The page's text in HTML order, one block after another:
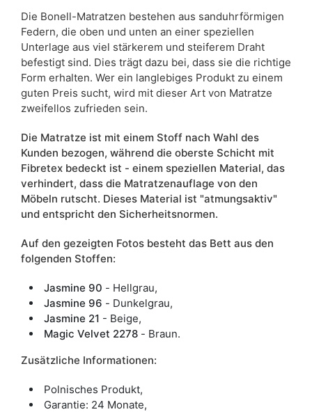
Die Bonell-Matratzen bestehen aus sanduhrförmigen
Federn, die oben und unten an einer speziellen
Unterlage aus viel stärkerem und steiferem Draht
befestigt sind. Dies trägt dazu bei, dass sie die richtige
Form erhalten. Wer ein langlebiges Produkt zu einem
guten Preis sucht, wird mit dieser Art von Matratze
zweifellos zufrieden sein.
Die Matratze ist mit einem Stoff nach Wahl des
Kunden bezogen, während die oberste Schicht mit
Fibretex bedeckt ist - einem speziellen Material, das
verhindert, dass die Matratzenauflage von den
Möbeln rutscht. Dieses Material ist "atmungsaktiv"
und entspricht den Sicherheitsnormen.
Auf den gezeigten Fotos besteht das Bett aus den
folgenden Stoffen:
Jasmine 90 - Hellgrau,
Jasmine 96 - Dunkelgrau,
Jasmine 21 - Beige,
Magic Velvet 2278 - Braun.
Zusätzliche Informationen:
Polnisches Produkt,
Garantie: 24 Monate,